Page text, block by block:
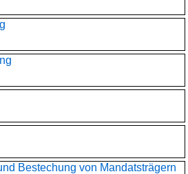
Bestechung von Mandatsträgern